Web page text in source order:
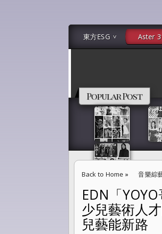
東方ESG Aster
Popular Post
Back to Home » 音樂綜
EDN「YOYO哥哥」宋翊
造亞洲少兒藝能新路
EDN「
少兒藝術人
兒藝能新路